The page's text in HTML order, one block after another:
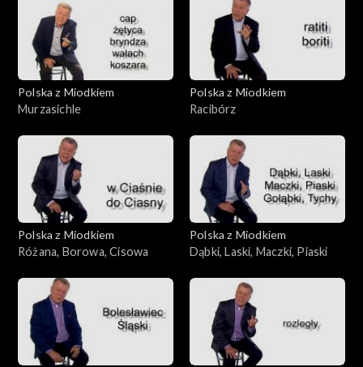
Polska z Miodkiem
Murzasichle
Polska z Miodkiem
Racibórz
Polska z Miodkiem
Różana, Borowa, Cisowa
Polska z Miodkiem
Dąbki, Laski, Maczki, Piaski